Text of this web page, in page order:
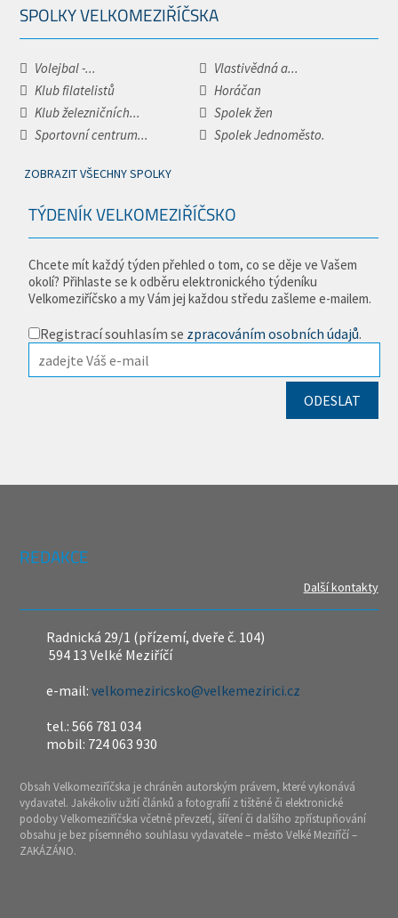
SPOLKY VELKOMEZIŘÍČSKA
Volejbal -...
Vlastivědná a...
Klub filatelistů
Horáčan
Klub železničních...
Spolek žen
Sportovní centrum...
Spolek Jednoměsto.
ZOBRAZIT VŠECHNY SPOLKY
TÝDENÍK VELKOMEZIŘÍČSKO
Chcete mít každý týden přehled o tom, co se děje ve Vašem
okolí? Přihlaste se k odběru elektronického týdeníku
Velkomeziříčsko a my Vám jej každou středu zašleme e-mailem.
Registrací souhlasím se zpracováním osobních údajů.
REDAKCE
Další kontakty
Radnická 29/1 (přízemí, dveře č. 104)
594 13 Velké Meziříčí
e-mail:velkomeziricsko@velkemezirici.cz
tel.: 566 781 034
mobil: 724 063 930
Obsah Velkomeziříčska je chráněn autorským právem, které vykonává
vydavatel. Jakékoliv užití článků a fotografií z tištěné či elektronické
podoby Velkomeziříčska včetně převzetí, šíření či dalšího zpřístupňování
obsahu je bez písemného souhlasu vydavatele – město Velké Meziříčí –
ZAKÁZÁNO.